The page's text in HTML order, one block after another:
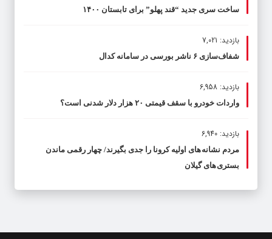
ساخت سری جدید “قند پهلو” برای تابستان ۱۴۰۰
بازدید: 7,021
شفاف‌سازی ۶ ناشر بورسی در سامانه کدال
بازدید: 6,958
واردات خودرو با سقف قیمتی ۲۰ هزار دلار شدنی است؟
بازدید: 6,940
مردم نشانه های اولیه کرونا را جدی بگیرند/ چهار رقمی ماندن
بستری های گیلان